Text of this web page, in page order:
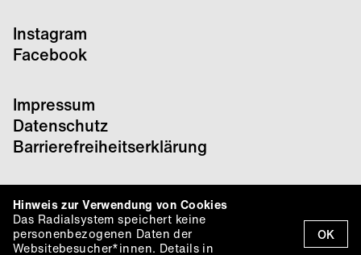
Instagram
Facebook
Impressum
Datenschutz
Barrierefreiheitserklärung
OK
Hinweis zur Verwendung von Cookies
Das Radialsystem speichert keine
personenbezogenen Daten der
Websitebesucher*innen. Details in